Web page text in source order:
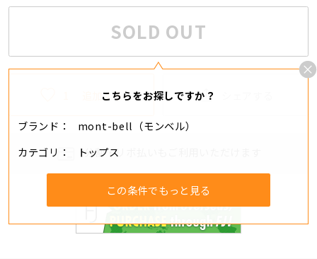
SOLD OUT
こちらをお探しですか？
ブランド
mont-bell（モンベル）
カテゴリ
トップス
この条件でもっと見る
追加する
分割・リボ払いもご利用いただけます